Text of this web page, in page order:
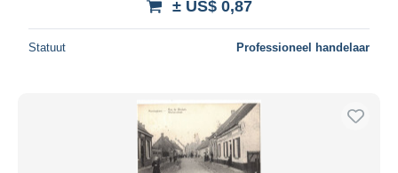
± US$ 0,87
Statuut Professioneel handelaar